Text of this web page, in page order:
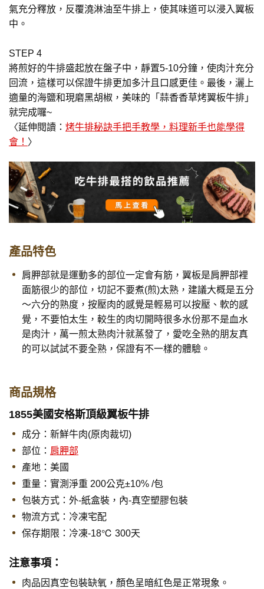
氣充分釋放，反覆澆淋油至牛排上，使其味道可以浸入翼板
中。
STEP 4
將煎好的牛排盛起放在盤子中，靜置5-10分鐘，使肉汁充分
回流，這樣可以保證牛排更加多汁且口感更佳。最後，灑上
適量的海鹽和現磨黑胡椒，美味的「蒜香香草烤翼板牛排」
就完成囉~
〈延伸閱讀： 烤牛排秘訣手把手教學，料理新手也能學得
會！ 〉
產品特色
肩胛部就是運動多的部位一定會有筋，翼板是肩胛部裡
面筋很少的部位，切記不要煮(煎)太熟，建議大概是五分
～六分的熟度，按壓肉的感覺是輕易可以按壓、軟的感
覺，不要怕太生，較生的肉切開時很多水份那不是血水
是肉汁，萬一煎太熟肉汁就蒸發了，愛吃全熟的朋友真
的可以試試不要全熟，保證有不一樣的體驗。
商品規格
1855美國安格斯頂級翼板牛排
成分：新鮮牛肉(原肉裁切)
部位： 肩胛部
產地：美國
重量：實測淨重 200公克±10% /包
包裝方式：外-紙盒裝，內-真空塑膠包裝
物流方式：冷凍宅配
保存期限： 冷凍-18℃ 300天
注意事項：
肉品因真空包裝缺氧，顏色呈暗紅色是正常現象。